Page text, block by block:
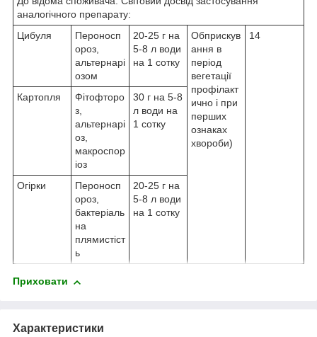
аналогічного препарату:
Цибуля
Пероносп
ороз,
альтернарі
озом
20-25 г на
5-8 л води
на 1 сотку
Обприскув
ання в
період
вегетації
профілакт
ично і при
перших
ознаках
хвороби)
14
Картопля
Фітофторо
з,
альтернарі
оз,
макроспор
іоз
30 г на 5-8
л води на
1 сотку
Огірки
Пероносп
ороз,
бактеріаль
на
плямистіст
ь
20-25 г на
5-8 л води
на 1 сотку
Приховати
Характеристики